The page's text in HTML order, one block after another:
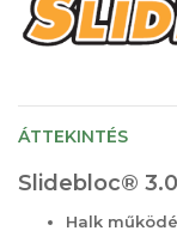
ÁTTEKINTÉS
Slidebloc®
Halk